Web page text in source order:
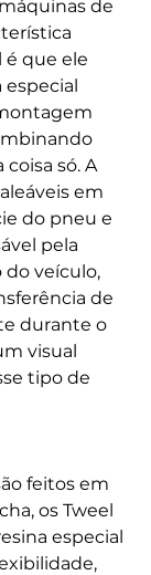
de
é que ele
só. A
em
do pneu e
pela
do veículo,
de
durante o
visual
tipo de
feitos em
os Tweel
especial